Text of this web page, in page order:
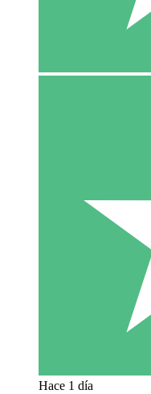
Hace 1 día